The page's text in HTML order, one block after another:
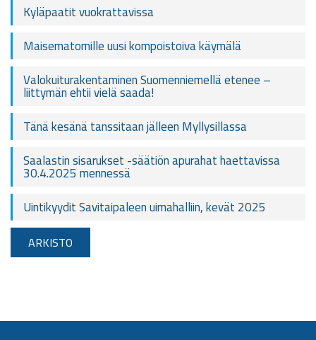
Kyläpaatit vuokrattavissa
Maisematornille uusi kompoistoiva käymälä
Valokuiturakentaminen Suomenniemellä etenee –
liittymän ehtii vielä saada!
Tänä kesänä tanssitaan jälleen Myllysillassa
Saalastin sisarukset -säätiön apurahat haettavissa
30.4.2025 mennessä
Uintikyydit Savitaipaleen uimahalliin, kevät 2025
ARKISTO